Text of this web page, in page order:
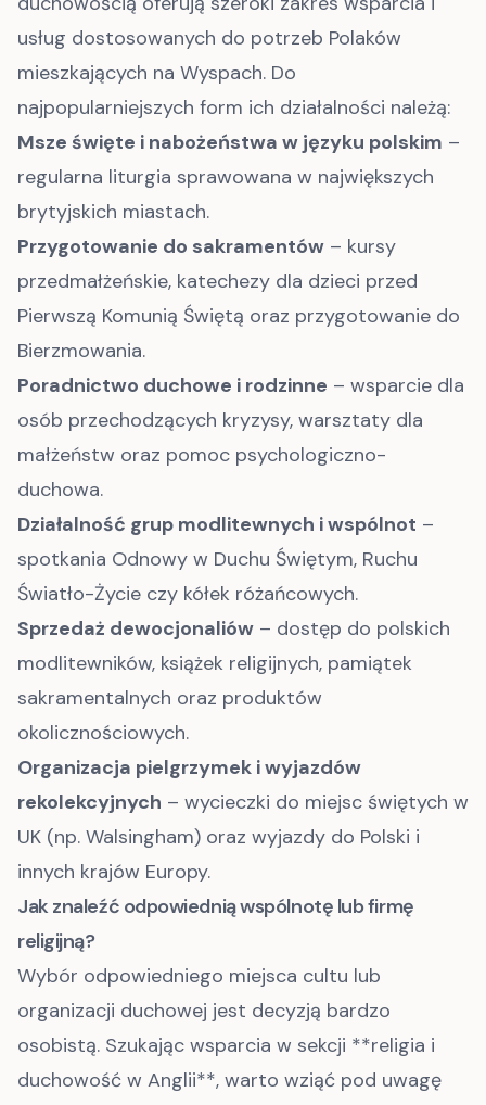
usług dostosowanych do potrzeb Polaków
mieszkających na Wyspach. Do
najpopularniejszych form ich działalności należą:
Msze święte i nabożeństwa w języku polskim –
regularna liturgia sprawowana w największych
brytyjskich miastach.
Przygotowanie do sakramentów – kursy
przedmałżeńskie, katechezy dla dzieci przed
Pierwszą Komunią Świętą oraz przygotowanie do
Bierzmowania.
Poradnictwo duchowe i rodzinne – wsparcie dla
osób przechodzących kryzysy, warsztaty dla
małżeństw oraz pomoc psychologiczno-
duchowa.
Działalność grup modlitewnych i wspólnot –
spotkania Odnowy w Duchu Świętym, Ruchu
Światło-Życie czy kółek różańcowych.
Sprzedaż dewocjonaliów – dostęp do polskich
modlitewników, książek religijnych, pamiątek
sakramentalnych oraz produktów
okolicznościowych.
Organizacja pielgrzymek i wyjazdów
rekolekcyjnych – wycieczki do miejsc świętych w
UK (np. Walsingham) oraz wyjazdy do Polski i
innych krajów Europy.
Jak znaleźć odpowiednią wspólnotę lub firmę
religijną?
Wybór odpowiedniego miejsca cultu lub
organizacji duchowej jest decyzją bardzo
osobistą. Szukając wsparcia w sekcji **religia i
duchowość w Anglii**, warto wziąć pod uwagę